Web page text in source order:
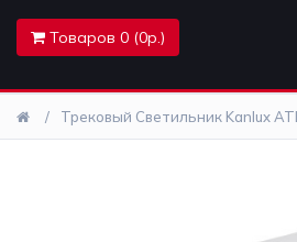
Товаров 0 (0р.)
Лайтбоксы
Трековый Светильник Kanlux